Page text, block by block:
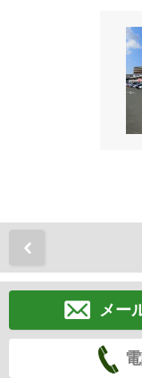
メー